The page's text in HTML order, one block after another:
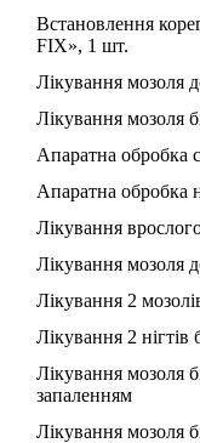
Встановлення
FIX», 1 шт.
Лікування мозоля
Лікування мозоля
Апаратна обробка
Апаратна обробка
Лікування
Лікування мозоля
Лікування 2
Лікування 2 нігтів
Лікування мозоля
запаленням
Лікування мозоля